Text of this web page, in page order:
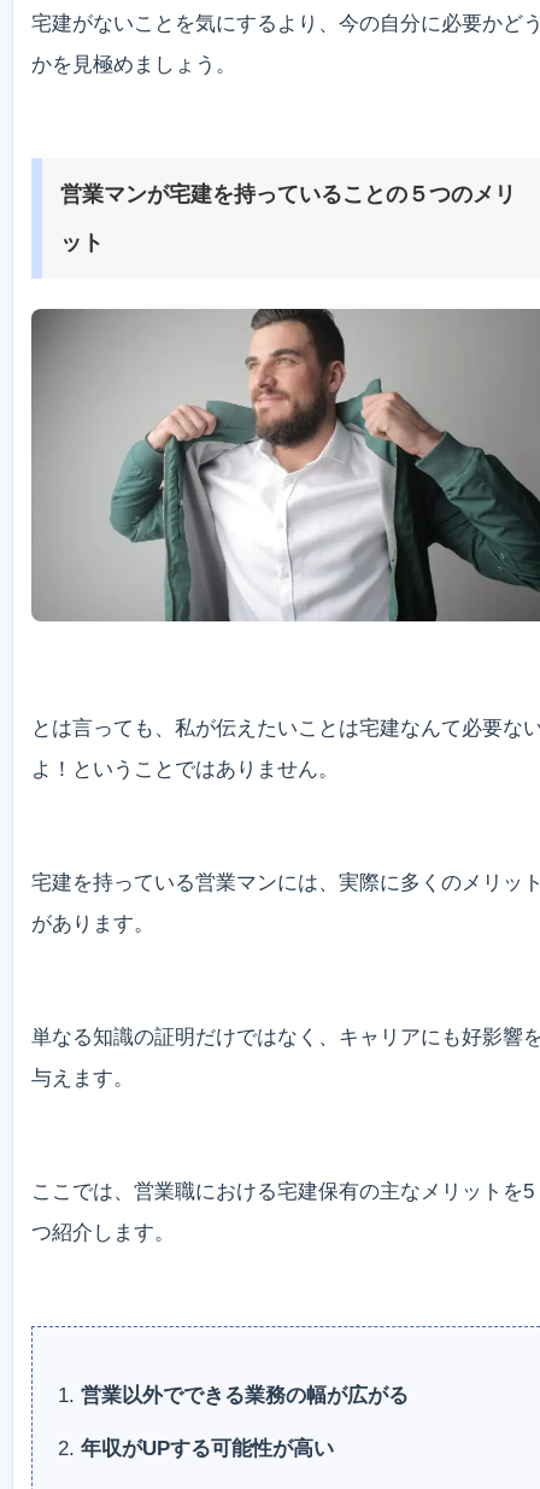
宅建がないことを気にするより、今の自分に必要かど
かを見極めましょう。
営業マンが宅建を持っていることの５つのメリ
ット
とは言っても、私が伝えたいことは宅建なんて必要な
よ！ということではありません。
宅建を持っている営業マンには、実際に多くのメリッ
があります。
単なる知識の証明だけではなく、キャリアにも好影響
与えます。
ここでは、営業職における宅建保有の主なメリットを5
つ紹介します。
営業以外でできる業務の幅が広がる
年収がUPする可能性が高い